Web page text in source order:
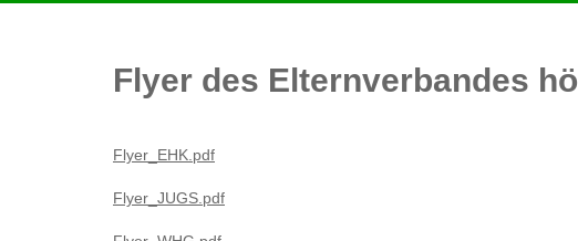
Flyer des Elternverbandes
Flyer_EHK.pdf
Flyer_JUGS.pdf